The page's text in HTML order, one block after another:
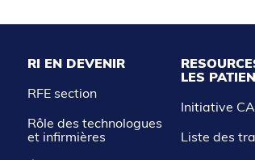
RI EN DEVENIR
RFE section
Rôle des technologues
et infirmières
LES
Initiative
Liste des